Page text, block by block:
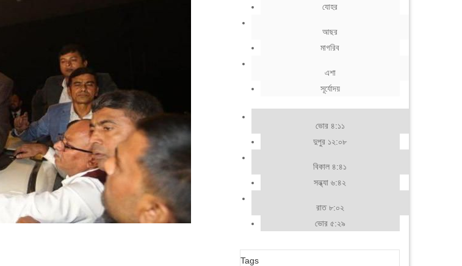
যোহর
আছর
মাগরিব
এশা
সূর্যোদয়
ভোর ৪:১১
দুপুর ১২:০৮
বিকাল ৪:৪১
সন্ধ্যা ৬:৪২
রাত ৮:০২
ভোর ৫:২৯
Tags